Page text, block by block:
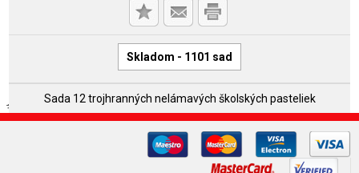
Skladom - 1101 sad
Sada 12 trojhranných nelámavých školských pasteliek